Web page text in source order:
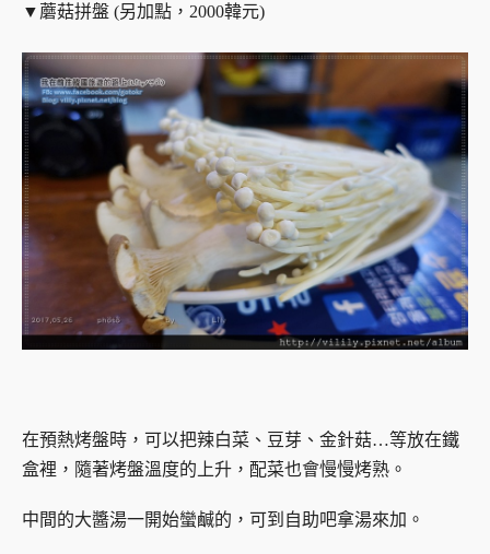
▼蘑菇拼盤 (另加點，2000韓元)
在預熱烤盤時，可以把辣白菜、豆芽、 金針菇…等放在鐵
盒裡，隨著烤盤溫度的上升，配菜也會慢慢烤熟。
中間的大醬湯一開始蠻鹹的，可到自助吧拿湯來加。